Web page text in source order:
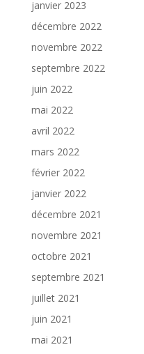
janvier 2023
décembre 2022
novembre 2022
septembre 2022
juin 2022
mai 2022
avril 2022
mars 2022
février 2022
janvier 2022
décembre 2021
novembre 2021
octobre 2021
septembre 2021
juillet 2021
juin 2021
mai 2021